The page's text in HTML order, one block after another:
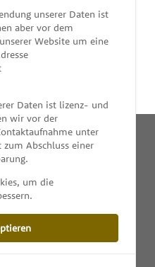
KONTAKT
unserer Daten ist
aber vor dem
Website um eine
Daten ist lizenz- und
wir vor der
unter
Abschluss einer
um die